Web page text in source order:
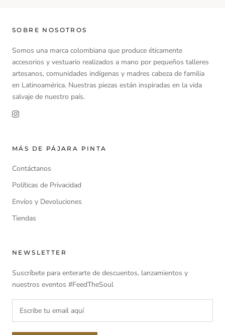
SOBRE NOSOTROS
Somos una marca colombiana que produce éticamente
accesorios y vestuario realizados a mano por pequeños talleres
artesanos, comunidades indígenas y madres cabeza de familia
en Latinoamérica. Nuestras piezas están inspiradas en la vida
salvaje de nuestro país.
MÁS DE PÁJARA PINTA
Contáctanos
Políticas de Privacidad
Envíos y Devoluciones
Tiendas
NEWSLETTER
Suscríbete para enterarte de descuentos, lanzamientos y
nuestros eventos #FeedTheSoul